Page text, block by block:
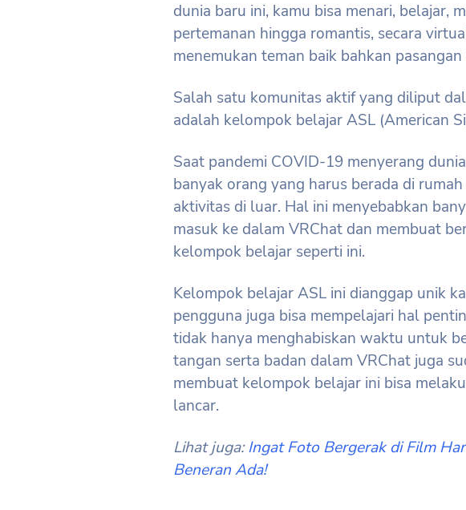
dunia baru ini, kamu bisa menari, belajar,
pertemanan hingga romantis, secara
menemukan teman baik bahkan
Salah satu komunitas aktif yang diliput
adalah kelompok belajar ASL (American
Saat pandemi COVID-19 menyerang
banyak orang yang harus berada di
aktivitas di luar. Hal ini menyebabkan
masuk ke dalam VRChat dan membuat
kelompok belajar seperti ini.
Kelompok belajar ASL ini dianggap unik
pengguna juga bisa mempelajari hal
tidak hanya menghabiskan waktu untuk
tangan serta badan dalam VRChat juga
membuat kelompok belajar ini bisa
lancar.
Lihat juga:Ingat Foto Bergerak di Film
Beneran Ada!